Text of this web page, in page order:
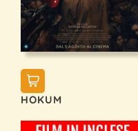
HOKUM